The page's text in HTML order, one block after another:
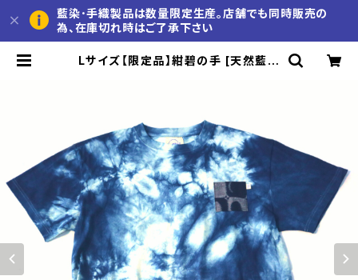
藍染･手織製品は数量限定生産。店舗でも同時販売の
為、在庫切れ時はご了承下さい
Lサイズ【限定品】紺碧の手 [天然藍染